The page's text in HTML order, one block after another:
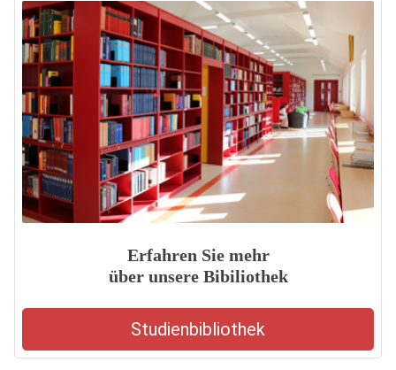
Erfahren Sie mehr
über unsere Bibiliothek
Studienbibliothek